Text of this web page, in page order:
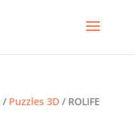
/ Puzzles 3D/ ROLIFE